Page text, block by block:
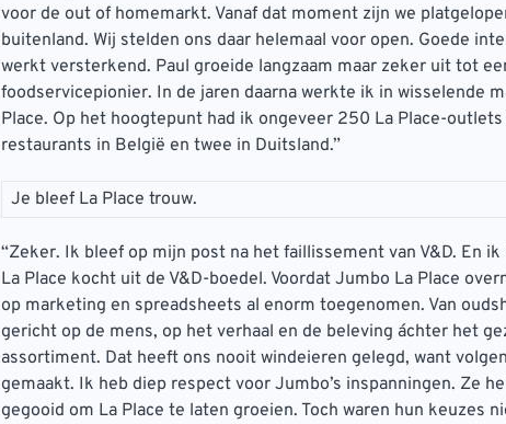
voor de out of homemarkt. Vanaf dat moment zijn we
buitenland. Wij stelden ons daar helemaal voor open. Goede
werkt versterkend. Paul groeide langzaam maar zeker uit tot
foodservicepionier. In de jaren daarna werkte ik in wisselende
Place. Op het hoogtepunt had ik ongeveer 250 La Place-
restaurants in België en twee in Duitsland.”
Je bleef La Place trouw.
“Zeker. Ik bleef op mijn post na het faillissement van V&D. En
La Place kocht uit de V&D-boedel. Voordat Jumbo La Place
op marketing en spreadsheets al enorm toegenomen. Van
gericht op de mens, op het verhaal en de beleving áchter het
assortiment. Dat heeft ons nooit windeieren gelegd, want
gemaakt. Ik heb diep respect voor Jumbo’s inspanningen. Ze
gegooid om La Place te laten groeien. Toch waren hun keuzes